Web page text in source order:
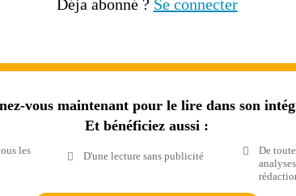
Déja abonné ? Se connecter
vous maintenant pour le lire dans son
Et bénéficiez aussi :
les
D'une lecture sans publicité
De